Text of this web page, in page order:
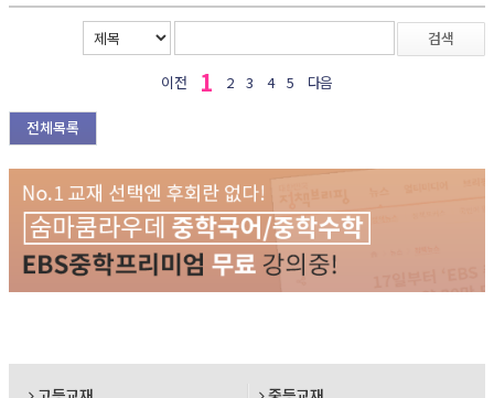
검색
이전 1 2 3 4 5 다음
전체목록